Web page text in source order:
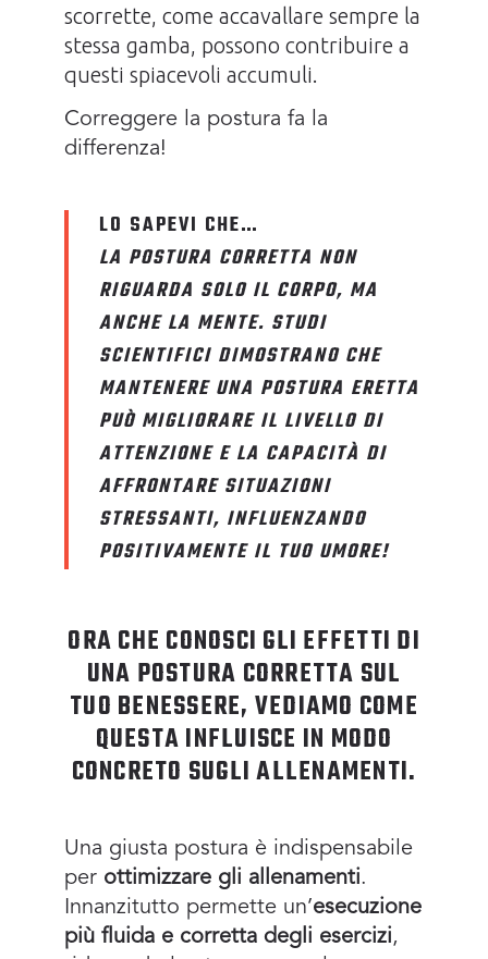
scorrette, come accavallare sempre la
stessa gamba, possono contribuire a
questi spiacevoli accumuli.
Correggere la postura fa la
differenza!
LO SAPEVI CHE…
LA POSTURA CORRETTA NON
RIGUARDA SOLO IL CORPO, MA
ANCHE LA MENTE. STUDI
SCIENTIFICI DIMOSTRANO CHE
MANTENERE UNA POSTURA ERETTA
PUÒ MIGLIORARE IL LIVELLO DI
ATTENZIONE E LA CAPACITÀ DI
AFFRONTARE SITUAZIONI
STRESSANTI, INFLUENZANDO
POSITIVAMENTE IL TUO UMORE!
ORA CHE CONOSCI GLI EFFETTI DI
UNA POSTURA CORRETTA SUL
TUO BENESSERE, VEDIAMO COME
QUESTA INFLUISCE IN MODO
CONCRETO SUGLI ALLENAMENTI.
Una giusta postura è indispensabile
per ottimizzare gli allenamenti.
Innanzitutto permette un’esecuzione
più fluida e corretta degli esercizi,